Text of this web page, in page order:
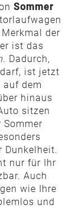
Sommer
der
ist das
. Dadurch,
ist jetzt
dem
hinaus
sitzen
Sommer
Dunkelheit.
nur für Ihr
Auch
wie Ihre
und